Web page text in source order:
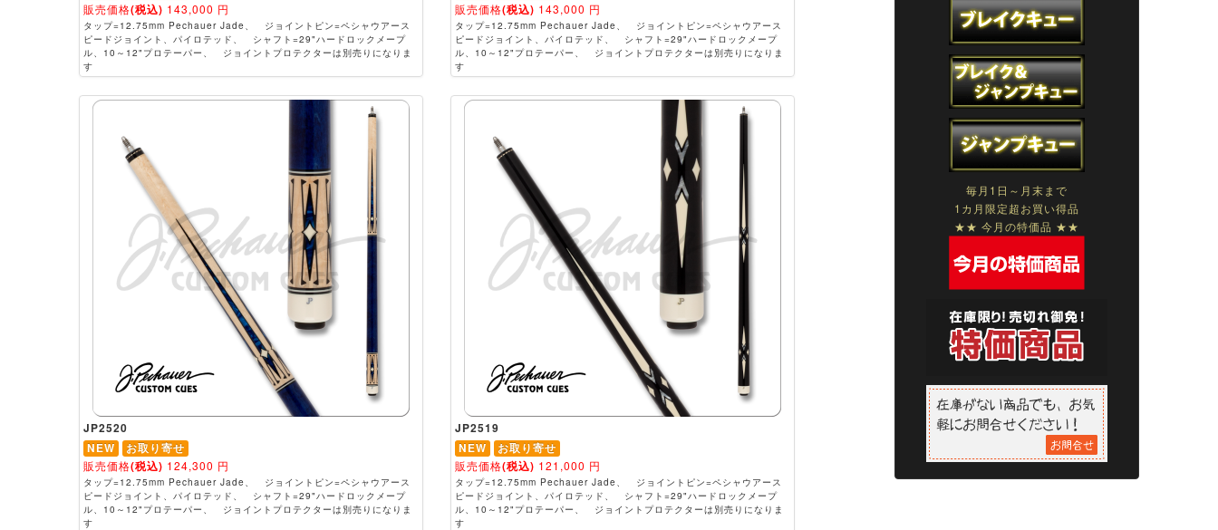
販売価格(税込) 143,000 円
タップ=12.75mm Pechauer Jade、 ジョイントピン=ペシャウアース
ピードジョイント、パイロテッド、 シャフト=29"ハードロックメープ
ル、10～12"プロテーパー、 ジョイントプロテクターは別売りになりま
す
販売価格(税込) 143,000 円
タップ=12.75mm Pechauer Jade、 ジョイントピン=ペシャウアース
ピードジョイント、パイロテッド、 シャフト=29"ハードロックメープ
ル、10～12"プロテーパー、 ジョイントプロテクターは別売りになりま
す
JP2520
NEW
お取り寄せ
販売価格(税込) 124,300 円
タップ=12.75mm Pechauer Jade、 ジョイントピン=ペシャウアース
ピードジョイント、パイロテッド、 シャフト=29"ハードロックメープ
ル、10～12"プロテーパー、 ジョイントプロテクターは別売りになりま
す
JP2519
NEW
お取り寄せ
販売価格(税込) 121,000 円
タップ=12.75mm Pechauer Jade、 ジョイントピン=ペシャウアース
ピードジョイント、パイロテッド、 シャフト=29"ハードロックメープ
ル、10～12"プロテーパー、 ジョイントプロテクターは別売りになりま
す
毎月1日～月末まで
1カ月限定超お買い得品
★★ 今月の特価品 ★★